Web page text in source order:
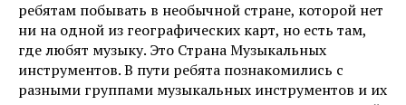
ребятам побывать в необычной стране, которой нет
ни на одной из географических карт, но есть там,
где любят музыку. Это Страна Музыкальных
инструментов. В пути ребята познакомились с
разными группами музыкальных инструментов и их